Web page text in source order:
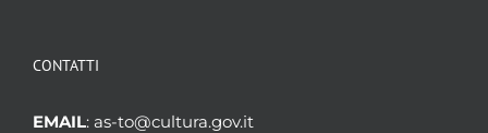
CONTATTI
EMAIL: as-to@cultura.gov.it